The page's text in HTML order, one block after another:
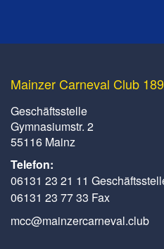
Mainzer Carneval Club
Geschäftsstelle
Gymnasiumstr. 2
55116 Mainz
Telefon:
06131 23 21 11
06131 23 77 33 Fax
mcc@mainzercarneval.club